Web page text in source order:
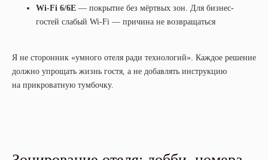
Wi-Fi 6/6E — покрытие без мёртвых зон. Для бизнес-
гостей слабый Wi-Fi — причина не возвращаться
Я не сторонник «умного отеля ради технологий». Каждое решение
должно упрощать жизнь гостя, а не добавлять инструкцию
на прикроватную тумбочку.